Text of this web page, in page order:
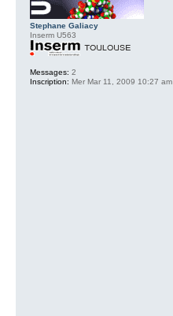
Stephane Galiacy
Inserm U563
Messages: 2
Inscription: Mer Mar 11, 2009 10:27 am